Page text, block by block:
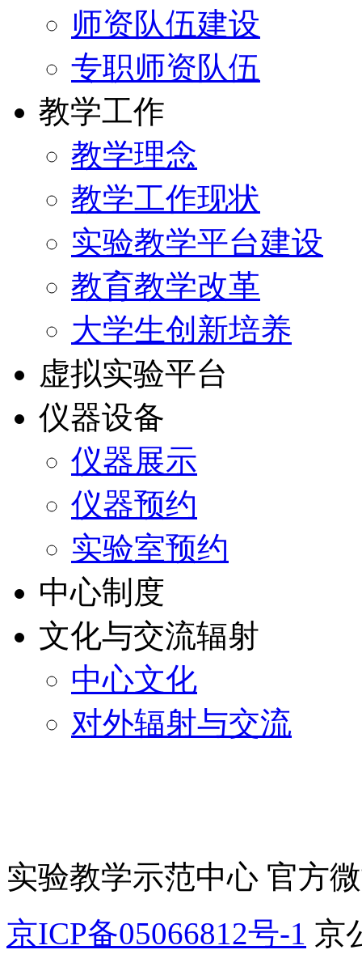
师资队伍建设
专职师资队伍
教学工作
教学理念
教学工作现状
实验教学平台建设
教育教学改革
大学生创新培养
虚拟实验平台
仪器设备
仪器展示
仪器预约
实验室预约
中心制度
文化与交流辐射
中心文化
对外辐射与交流
实验教学示范中心 官方
京ICP备05066812号-1 京